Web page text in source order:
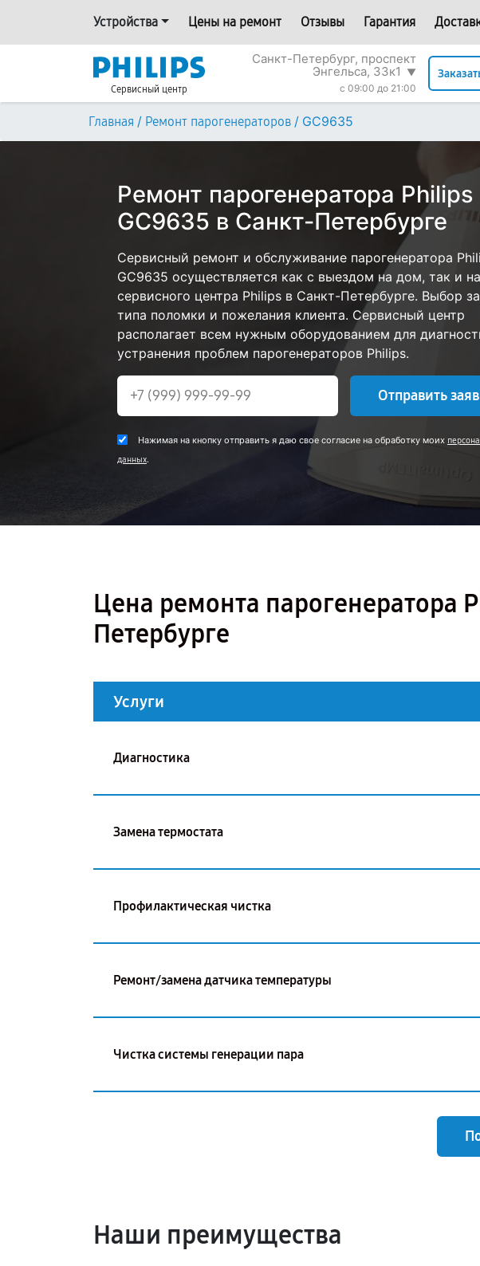
Устройства Цены на ремонт Отзывы Гарантия
Сервисный центр
Санкт-Петербург, проспект
Энгельса, 33к1
▼
c 09:00 до 21:00
Главная / Ремонт парогенераторов / GC9635
Ремонт парогенератора Philips
GC9635 в Санкт-Петербурге
Сервисный ремонт и обслуживание парогенератора
GC9635 осуществляется как с выездом на дом, так и
сервисного центра Philips в Санкт-Петербурге. Выбор
типа поломки и пожелания клиента. Сервисный центр
располагает всем нужным оборудованием для
устранения проблем парогенераторов Philips.
Отправить
Нажимая на кнопку отправить я даю свое согласие на обработку моих
данных.
Цена ремонта парогенератора
Петербурге
Услуги
Диагностика
Замена термостата
Профилактическая чистка
Ремонт/замена датчика температуры
Чистка системы генерации пара
Наши преимущества